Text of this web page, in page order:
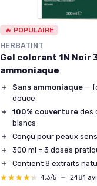
🔥 POPULAIRE
HERBATINT
Gel colorant 1N Noir
ammoniaque
＋ Sans ammoniaque —
douce
＋
100% couverture des
blancs
＋
Conçu pour peaux
＋
300 ml = 3 doses
＋
Contient 8 extraits
★★★★★
★★★★★ 4,3/5 — 2481